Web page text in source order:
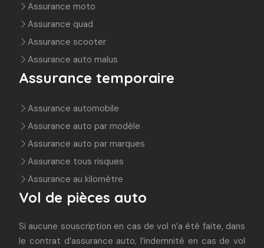
Assurance moto
Assurance quad
Assurance scooter
Assurance auto malus
Assurance temporaire
Assurance automobile
Assurance auto par modèle
Assurance auto par marques
Assurance tous risques
Assurance au kilomètre
Vol de pièces auto
Si aucune souscription en cas de vol n’a été faite, dans
le contrat d’assurance auto, l’indemnité en cas de vol